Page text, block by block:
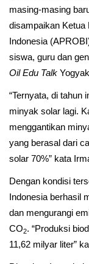
masing-masing
disampaikan Ketua
Indonesia
siswa, guru dan
Oil Edu Talk
“Ternyata, di tahun
minyak solar lagi.
menggantikan
yang berasal dari
solar 70%” kata
Dengan kondisi
Indonesia berhasil
dan mengurangi
CO2. “Produksi
11,62 milyar liter”